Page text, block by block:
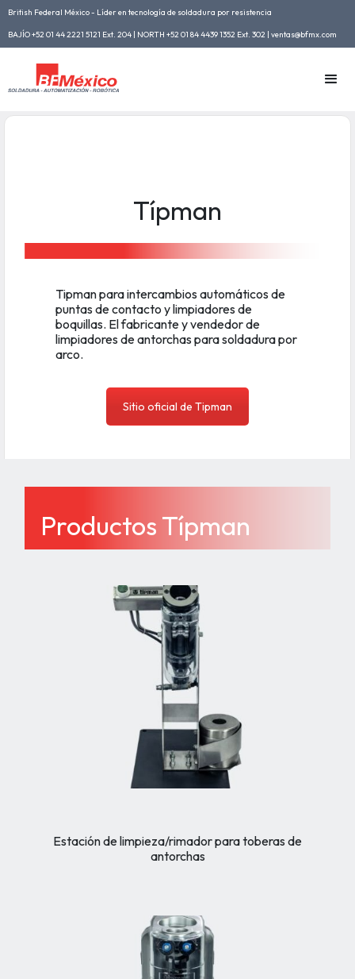
British Federal México - Líder en tecnología de soldadura por resistencia
BAJÍO +52 01 44 2221 5121 Ext. 204 | NORTH +52 01 84 4439 1352 Ext. 302 | ventas@bfmx.com
Típman
Tipman para intercambios automáticos de
puntas de contacto y limpiadores de
boquillas. El fabricante y vendedor de
limpiadores de antorchas para soldadura por
arco.
Sitio oficial de Tipman
Productos Típman
Estación de limpieza/rimador para toberas de
antorchas